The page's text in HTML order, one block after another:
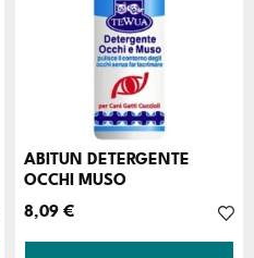
ABITUN DETERGENTE
OCCHI MUSO
Prezzo
8,09 €